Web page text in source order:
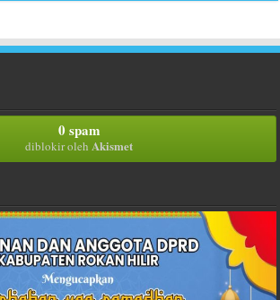
0 spam
diblokir oleh Akismet